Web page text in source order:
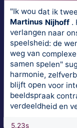
"Ik wou dat ik
Martinus Nijhoff .
verlangen naar
speelsheid: de
weg van
samen spelen"
harmonie,
blijft open voor
beeldspraak
verdeeldheid en
5.23s